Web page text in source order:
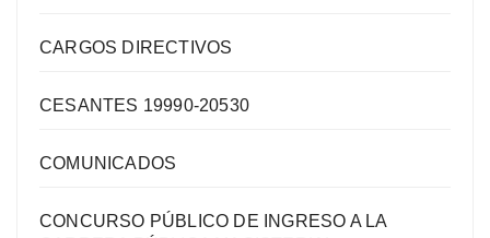
CARGOS DIRECTIVOS
CESANTES 19990-20530
COMUNICADOS
CONCURSO PÚBLICO DE INGRESO A LA